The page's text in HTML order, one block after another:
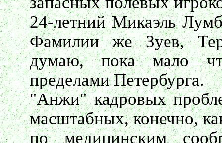
24-летний Микаэль
Фамилии же Зуев,
думаю, пока мало
пределами Петербурга.
"Анжи" кадровых
масштабных, конечно,
по медицинским